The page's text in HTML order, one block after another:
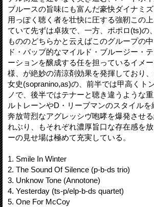
ブルースの旨味にも富んだ豪快ダイナミ
用っぽく聴く者を壮快に圧する強靭この
ていて先ずは卓抜で、一方、ポポロ(ts)の
もののどちらかと云えばこのグループの
ド・バップ的なマイルド・ブルージー・
ーションを醸成する任を担っているイメ
様、が絶妙の清涼剤効果を発揮しており
女史(sopranino,as)の、前半では甲高くト
ノで、後半ではテナーと聴き違うような
ルトレーンやD・リーブマンのスタイル
奔放苛烈なアグレッシヴ咆哮を爆発させ
れぶり、もそれぞれ濃厚旨口な存在感を
ーの見せ場は極めて充実している。
1. Smile In Winter
2. The Sound Of Silence (p-b-ds trio)
3. Unknow Tone (Annotone)
4. Yesterday (ts-p/elp-b-ds quartet)
5. One For McCoy